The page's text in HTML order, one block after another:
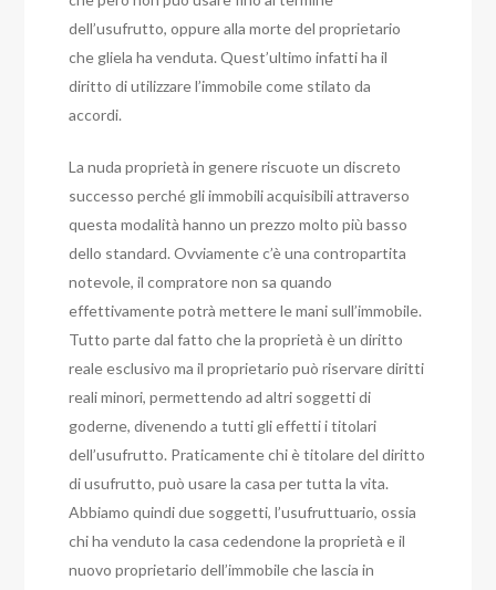
dell’usufrutto, oppure alla morte del proprietario
che gliela ha venduta. Quest’ultimo infatti ha il
diritto di utilizzare l’immobile come stilato da
accordi.
La nuda proprietà in genere riscuote un discreto
successo perché gli immobili acquisibili attraverso
questa modalità hanno un prezzo molto più basso
dello standard. Ovviamente c’è una contropartita
notevole, il compratore non sa quando
effettivamente potrà mettere le mani sull’immobile.
Tutto parte dal fatto che la proprietà è un diritto
reale esclusivo ma il proprietario può riservare diritti
reali minori, permettendo ad altri soggetti di
goderne, divenendo a tutti gli effetti i titolari
dell’usufrutto. Praticamente chi è titolare del diritto
di usufrutto, può usare la casa per tutta la vita.
Abbiamo quindi due soggetti, l’usufruttuario, ossia
chi ha venduto la casa cedendone la proprietà e il
nuovo proprietario dell’immobile che lascia in